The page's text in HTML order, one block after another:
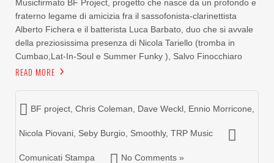
Musicfirmato BF Project, progetto che nasce da un profondo e
fraterno legame di amicizia fra il sassofonista-clarinettista
Alberto Fichera e il batterista Luca Barbato, duo che si avvale
della preziosissima presenza di Nicola Tariello (tromba in
Cumbao,Lat-In-Soul e Summer Funky ), Salvo Finocchiaro
READ MORE
BF project Chris Coleman Dave Weckl Ennio Morricone
Nicola Piovani Seby Burgio Smoothly, TRP Music
Comunicati Stampa No Comments »